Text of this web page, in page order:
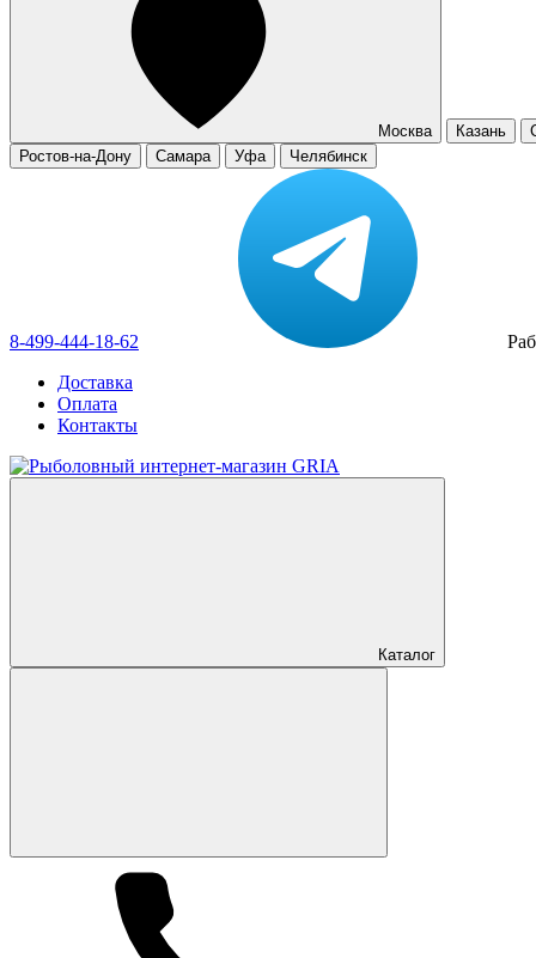
Москва Казань
Ростов-на-Дону
Самара Уфа Челябинск
8-499-444-18-62
Доставка
Оплата
Контакты
Каталог